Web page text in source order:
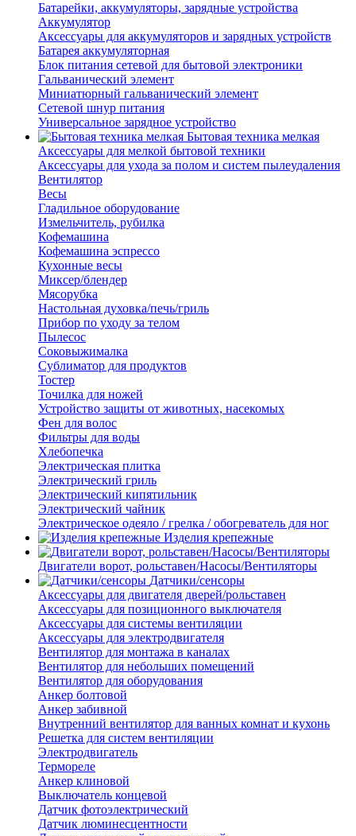
Батарейки, аккумуляторы, зарядные устройства
Аккумулятор
Аксессуары для аккумуляторов и зарядных устройств
Батарея аккумуляторная
Блок питания сетевой для бытовой электроники
Гальванический элемент
Миниатюрный гальванический элемент
Сетевой шнур питания
Универсальное зарядное устройство
Бытовая техника мелкая
Аксессуары для мелкой бытовой техники
Аксессуары для ухода за полом и систем пылеудаления
Вентилятор
Весы
Гладильное оборудование
Измельчитель, рубилка
Кофемашина
Кофемашина эспрессо
Кухонные весы
Миксер/блендер
Мясорубка
Настольная духовка/печь/гриль
Прибор по уходу за телом
Пылесос
Соковыжималка
Сублиматор для продуктов
Тостер
Точилка для ножей
Устройство защиты от животных, насекомых
Фен для волос
Фильтры для воды
Хлебопечка
Электрическая плитка
Электрический гриль
Электрический кипятильник
Электрический чайник
Электрическое одеяло / грелка / обогреватель для ног
Изделия крепежные
Двигатели ворот, рольставен/Насосы/Вентиляторы
Датчики/сенсоры
Аксессуары для двигателя дверей/рольставен
Аксессуары для позиционного выключателя
Аксессуары для системы вентиляции
Аксессуары для электродвигателя
Вентилятор для монтажа в каналах
Вентилятор для небольших помещений
Вентилятор для оборудования
Анкер болтовой
Анкер забивной
Внутренний вентилятор для ванных комнат и кухонь
Решетка для систем вентиляции
Электродвигатель
Термореле
Анкер клиновой
Выключатель концевой
Датчик фотоэлектрический
Датчик люминесцентности